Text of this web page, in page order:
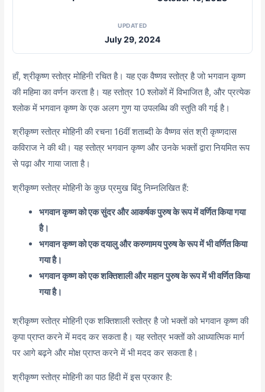
UPDATED
July 29, 2024
हाँ, श्रीकृष्ण स्तोत्र मोहिनी रचित है। यह एक वैष्णव स्तोत्र है जो भगवान कृष्ण
की महिमा का वर्णन करता है। यह स्तोत्र 10 श्लोकों में विभाजित है, और प्रत्येक
श्लोक में भगवान कृष्ण के एक अलग गुण या उपलब्धि की स्तुति की गई है।
श्रीकृष्ण स्तोत्र मोहिनी की रचना 16वीं शताब्दी के वैष्णव संत श्री कृष्णदास
कविराज ने की थी। यह स्तोत्र भगवान कृष्ण और उनके भक्तों द्वारा नियमित रूप
से पढ़ा और गाया जाता है।
श्रीकृष्ण स्तोत्र मोहिनी के कुछ प्रमुख बिंदु निम्नलिखित हैं:
भगवान कृष्ण को एक सुंदर और आकर्षक पुरुष के रूप में वर्णित किया गया
है।
भगवान कृष्ण को एक दयालु और करुणामय पुरुष के रूप में भी वर्णित किया
गया है।
भगवान कृष्ण को एक शक्तिशाली और महान पुरुष के रूप में भी वर्णित किया
गया है।
श्रीकृष्ण स्तोत्र मोहिनी एक शक्तिशाली स्तोत्र है जो भक्तों को भगवान कृष्ण की
कृपा प्राप्त करने में मदद कर सकता है। यह स्तोत्र भक्तों को आध्यात्मिक मार्ग
पर आगे बढ़ने और मोक्ष प्राप्त करने में भी मदद कर सकता है।
श्रीकृष्ण स्तोत्र मोहिनी का पाठ हिंदी में इस प्रकार है: